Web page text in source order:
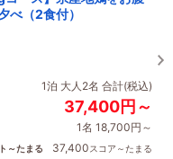
べ（2食付）
1泊 大人2名 合計(税込)
37,400円～
1名 18,700円～
～たまる 37,400スコア～たまる